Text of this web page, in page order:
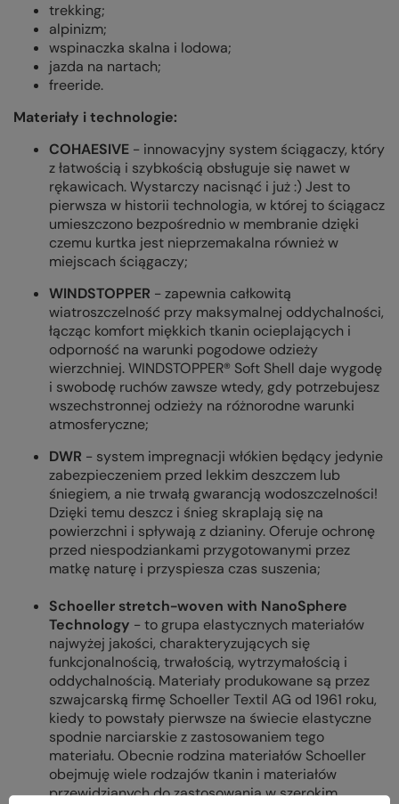
trekking;
alpinizm;
wspinaczka skalna i lodowa;
jazda na nartach;
freeride.
Materiały i technologie:
COHAESIVE - innowacyjny system ściągaczy, który
z łatwością i szybkością obsługuje się nawet w
rękawicach. Wystarczy nacisnąć i już :) Jest to
pierwsza w historii technologia, w której to ściągacz
umieszczono bezpośrednio w membranie dzięki
czemu kurtka jest nieprzemakalna również w
miejscach ściągaczy;
WINDSTOPPER - zapewnia całkowitą
wiatroszczelność przy maksymalnej oddychalności,
łącząc komfort miękkich tkanin ocieplających i
odporność na warunki pogodowe odzieży
wierzchniej. WINDSTOPPER® Soft Shell daje wygodę
i swobodę ruchów zawsze wtedy, gdy potrzebujesz
wszechstronnej odzieży na różnorodne warunki
atmosferyczne;
DWR - system impregnacji włókien będący jedynie
zabezpieczeniem przed lekkim deszczem lub
śniegiem, a nie trwałą gwarancją wodoszczelności!
Dzięki temu deszcz i śnieg skraplają się na
powierzchni i spływają z dzianiny. Oferuje ochronę
przed niespodziankami przygotowanymi przez
matkę naturę i przyspiesza czas suszenia;
Schoeller stretch-woven with NanoSphere
Technology - to grupa elastycznych materiałów
najwyżej jakości, charakteryzujących się
funkcjonalnością, trwałością, wytrzymałością i
oddychalnością. Materiały produkowane są przez
szwajcarską firmę Schoeller Textil AG od 1961 roku,
kiedy to powstały pierwsze na świecie elastyczne
spodnie narciarskie z zastosowaniem tego
materiału. Obecnie rodzina materiałów Schoeller
obejmuję wiele rodzajów tkanin i materiałów
przewidzianych do zastosowania w szerokim